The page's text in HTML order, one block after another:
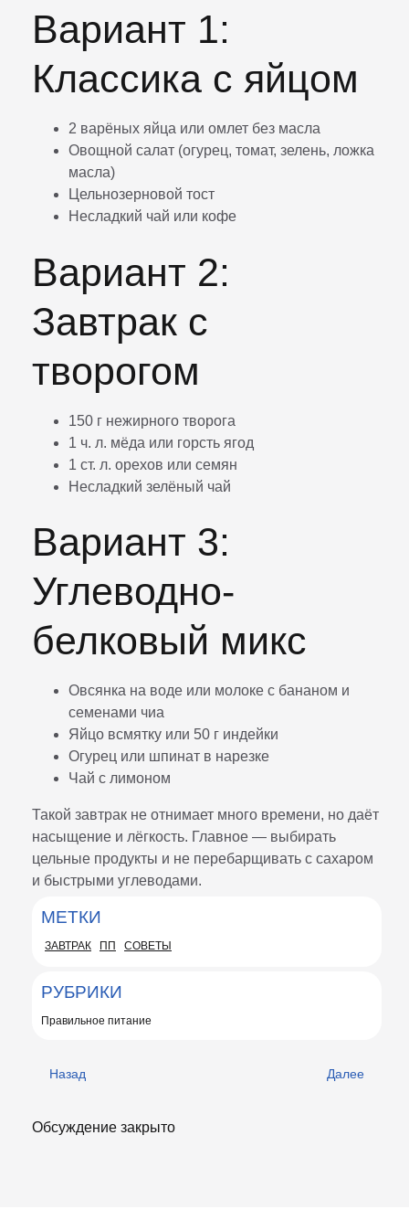
Вариант 1:
Классика с яйцом
2 варёных яйца или омлет без масла
Овощной салат (огурец, томат, зелень, ложка
масла)
Цельнозерновой тост
Несладкий чай или кофе
Вариант 2:
Завтрак с
творогом
150 г нежирного творога
1 ч. л. мёда или горсть ягод
1 ст. л. орехов или семян
Несладкий зелёный чай
Вариант 3:
Углеводно-
белковый микс
Овсянка на воде или молоке с бананом и
семенами чиа
Яйцо всмятку или 50 г индейки
Огурец или шпинат в нарезке
Чай с лимоном
Такой завтрак не отнимает много времени, но даёт
насыщение и лёгкость. Главное — выбирать
цельные продукты и не перебарщивать с сахаром
и быстрыми углеводами.
МЕТКИ
ЗАВТРАК ПП СОВЕТЫ
PУБРИКИ
Правильное питание
Назад Далее
Обсуждение закрыто